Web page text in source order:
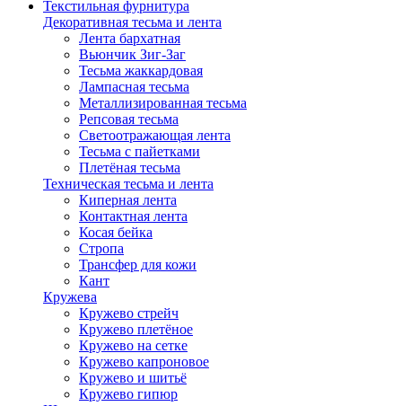
Текстильная фурнитура
Декоративная тесьма и лента
Лента бархатная
Вьюнчик Зиг-Заг
Тесьма жаккардовая
Лампасная тесьма
Металлизированная тесьма
Репсовая тесьма
Светоотражающая лента
Тесьма с пайетками
Плетёная тесьма
Техническая тесьма и лента
Киперная лента
Контактная лента
Косая бейка
Стропа
Трансфер для кожи
Кант
Кружева
Кружево стрейч
Кружево плетёное
Кружево на сетке
Кружево капроновое
Кружево и шитьё
Кружево гипюр